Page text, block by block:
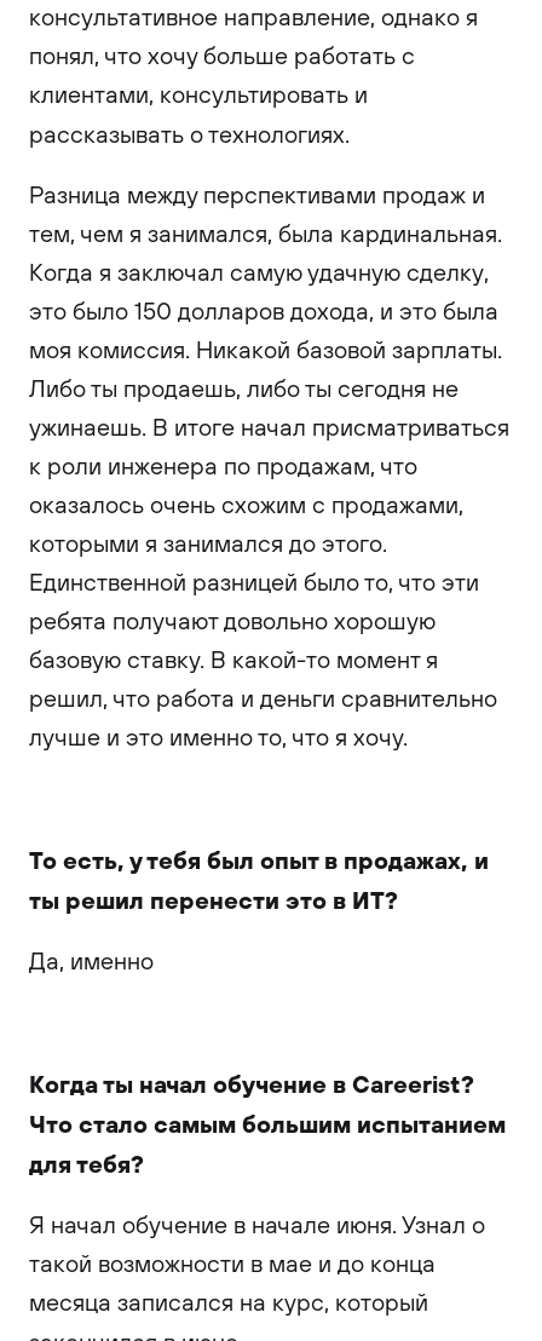
консультативное направление, однако я
понял, что хочу больше работать с
клиентами, консультировать и
рассказывать о технологиях.
Разница между перспективами продаж и
тем, чем я занимался, была кардинальная.
Когда я заключал самую удачную сделку,
это было 150 долларов дохода, и это была
моя комиссия. Никакой базовой зарплаты.
Либо ты продаешь, либо ты сегодня не
ужинаешь. В итоге начал присматриваться
к роли инженера по продажам, что
оказалось очень схожим с продажами,
которыми я занимался до этого.
Единственной разницей было то, что эти
ребята получают довольно хорошую
базовую ставку. В какой-то момент я
решил, что работа и деньги сравнительно
лучше и это именно то, что я хочу.
То есть, у тебя был опыт в продажах, и
ты решил перенести это в ИТ?
Да, именно
Когда ты начал обучение вCareerist?
Что стало самым большим испытанием
для тебя?
Я начал обучение в начале июня. Узнал о
такой возможности в мае и до конца
месяца записался на курс, который